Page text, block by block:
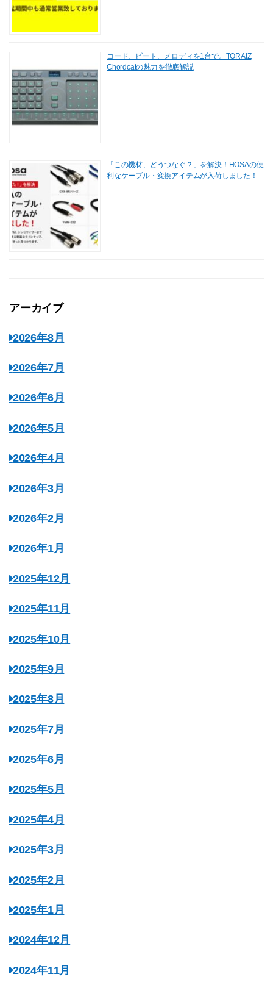
コード、ビート、メロディを1台で。TORAIZ
Chordcatの魅力を徹底解説
「この機材、どうつなぐ？」を解決！HOSAの便
利なケーブル・変換アイテムが入荷しました！
アーカイブ
2026年8月
2026年7月
2026年6月
2026年5月
2026年4月
2026年3月
2026年2月
2026年1月
2025年12月
2025年11月
2025年10月
2025年9月
2025年8月
2025年7月
2025年6月
2025年5月
2025年4月
2025年3月
2025年2月
2025年1月
2024年12月
2024年11月